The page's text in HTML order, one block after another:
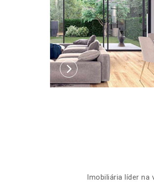
Imobiliária líder na